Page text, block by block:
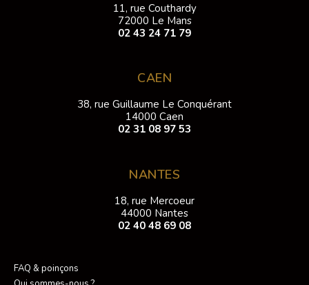
11, rue Couthardy
72000 Le Mans
02 43 24 71 79
CAEN
38, rue Guillaume Le Conquérant
14000 Caen
02 31 08 97 53
NANTES
18, rue Mercoeur
44000 Nantes
02 40 48 69 08
FAQ & poinçons